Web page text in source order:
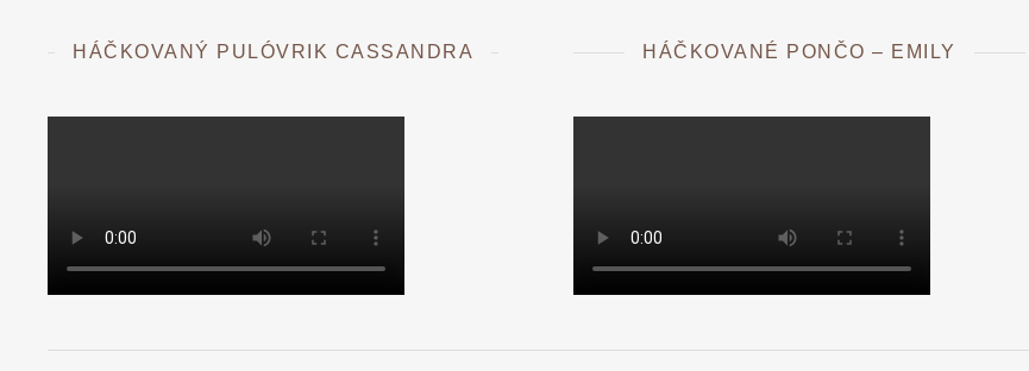
HÁČKOVANÝ PULÓVRIK CASSANDRA HÁČKOVANÉ PONČO – EMILY